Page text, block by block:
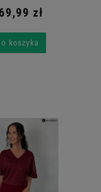
zł
koszyka